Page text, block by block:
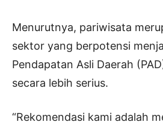
Menurutnya, pariwisata
sektor yang berpotensi
Pendapatan Asli Daerah
secara lebih serius.
“Rekomendasi kami adalah